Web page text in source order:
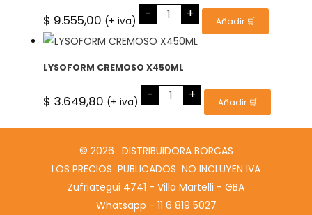
$ 9.555,00 (+ iva) - LIMPIA
ALFOMBRA
RUNAX
SEIQ
5L
+ Añadir 🛒
LYSOFORM CREMOSO X450ML
$ 3.649,80 (+ iva) - LYSOFORM
CREMOSO
X450ML
+ Añadir 🛒
© 2026 . DISTRIBUIDORA BORCAS
LOS PRECIOS PUBLICADOS NO INCLUYEN IVA
Zufriategui 4741 - Villa Martelli - GBA
Whatsapp - 11 6 819 5027